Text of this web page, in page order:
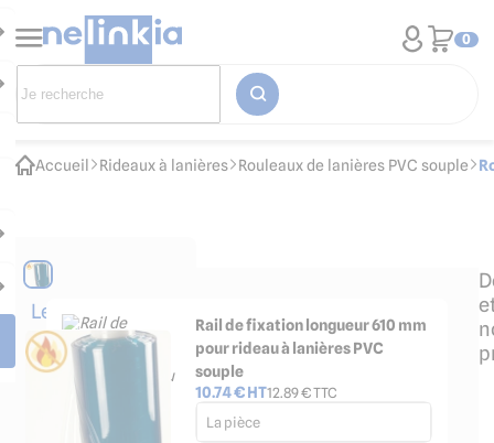
0
Accueil Rideaux à lanières Rouleaux de lanières PVC souple
Les
accessoires
indispensables
Rail de fixation longueur 610 mm
pour rideau à lanières PVC
souple
10.74€ HT12.89€ TTC
La pièce